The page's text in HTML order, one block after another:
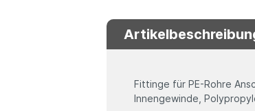
Fittinge für PE-Rohre
Innengewinde,